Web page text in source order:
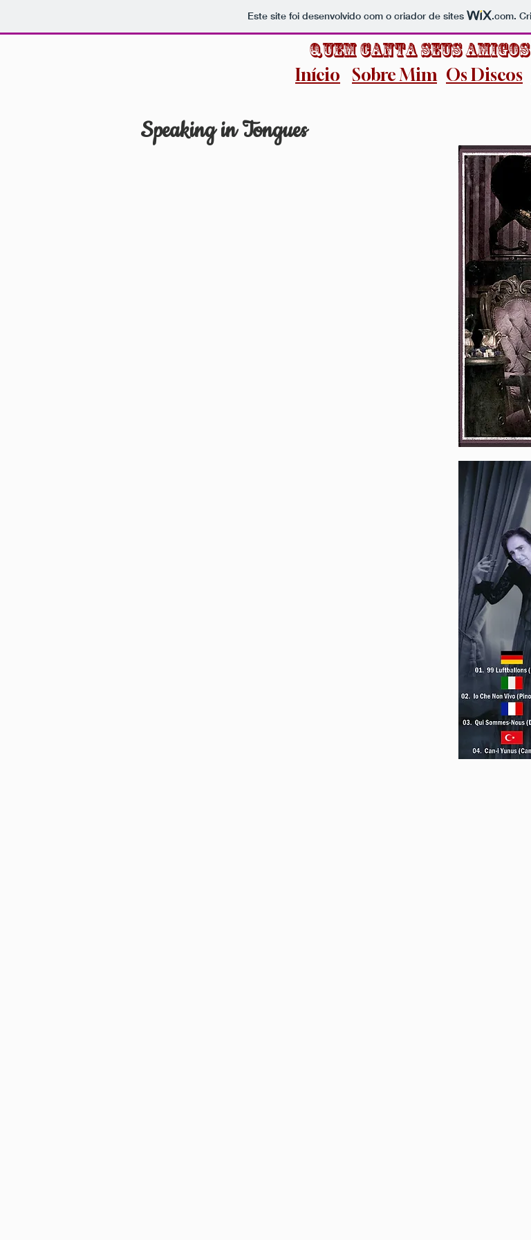
Este site foi desenvolvido com o criador de sites .com.
Quem Canta Seus
Início Sobre Mim Os Discos
Speaking in Tongues